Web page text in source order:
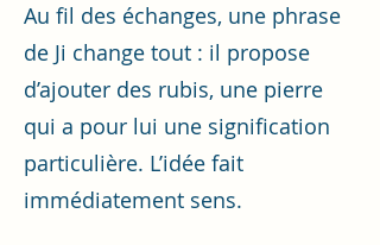
Au fil des échanges, une phrase
de Ji change tout : il propose
d’ajouter des rubis, une pierre
qui a pour lui une signification
particulière. L’idée fait
immédiatement sens.